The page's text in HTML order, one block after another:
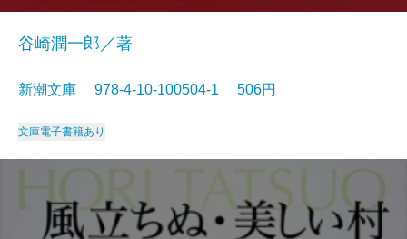
谷崎潤一郎／著
新潮文庫 978-4-10-100504-1 506円
文庫電子書籍あり